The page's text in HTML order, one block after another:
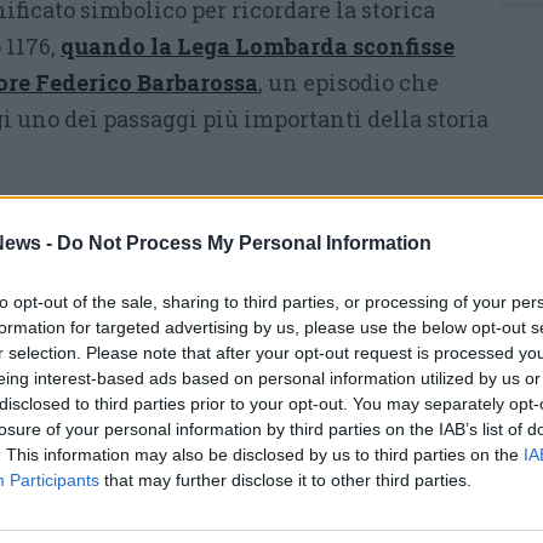
- Do Not Process My Personal Information
opt-out of the sale, sharing to third parties, or processing of your
for targeted advertising by us, please use the below opt-out
selection. Please note that after your opt-out request is processed
interest-based ads based on personal information utilized by us
to third parties prior to your opt-out. You may separately
of your personal information by third parties on the IAB’s list of
This information may also be disclosed by us to third parties on the
Participants that may further disclose it to other third parties.
simbolico per ricordare la storica
quando la Lega Lombarda sconfisse
Federico Barbarossa, un episodio che
uno dei passaggi più importanti della storia
ai piedi del Monumento al Guerriero,
memoria legnanese della battaglia.
scultore Enrico Butti e inaugurata nel 1900, è
identitario delle celebrazioni cittadine
Legnano.
assume un valore particolare
l’850° anniversario dello scontro che
Lombarda prevalere sulle truppe imperiali.
sta celebrando attraverso un ricco